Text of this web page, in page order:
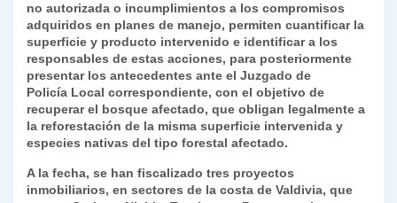
no autorizada o incumplimientos a los compromisos
adquiridos en planes de manejo, permiten cuantificar la
superficie y producto intervenido e identificar a los
responsables de estas acciones, para posteriormente
presentar los antecedentes ante el Juzgado de
Policía Local correspondiente, con el objetivo de
recuperar el bosque afectado, que obligan legalmente a
la reforestación de la misma superficie intervenida y
especies nativas del tipo forestal afectado.
A la fecha, se han fiscalizado tres proyectos
inmobiliarios, en sectores de la costa de Valdivia, que